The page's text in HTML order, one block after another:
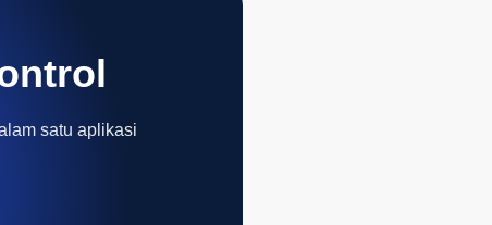
satu aplikasi